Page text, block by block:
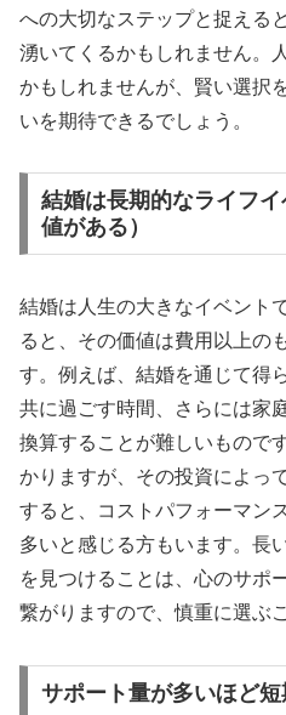
への大切なステップと捉える
湧いてくるかもしれません。
かもしれませんが、賢い選択
いを期待できるでしょう。
結婚は長期的なライフ
値がある）
結婚は人生の大きなイベント
ると、その価値は費用以上の
す。例えば、結婚を通じて得
共に過ごす時間、さらには家
換算することが難しいもので
かりますが、その投資によっ
すると、コストパフォーマン
多いと感じる方もいます。長
を見つけることは、心のサポ
繋がりますので、慎重に選ぶ
サポート量が多いほど